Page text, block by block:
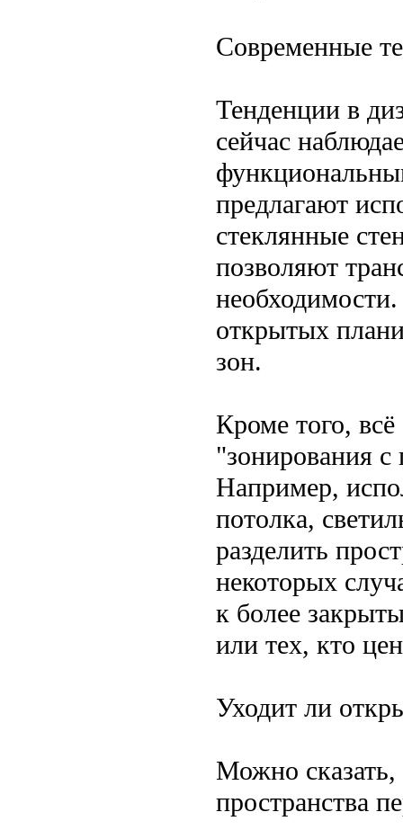
Современные
Тенденции в
сейчас
предлагают
стеклянные
позволяют
открытых
зон.
Кроме того,
"зонирования
Например,
потолка,
разделить
некоторых
к более
или тех, кто
Уходит ли
Можно
пространства